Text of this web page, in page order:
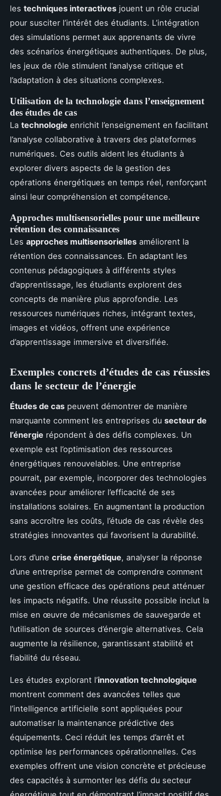
les techniques interactives jouent un rôle crucial
pour susciter l’intérêt des étudiants. L’intégration
des simulations permet aux apprenants de vivre
des scénarios énergétiques authentiques. De plus,
les jeux de rôle stimulent l’analyse critique et
l’adaptation à des situations complexes.
Utilisation de la technologie dans l’enseignement
des études de cas
La technologie enrichit l’enseignement en facilitant
l’analyse collaborative à travers des plateformes
numériques. Ces outils aident les étudiants à
explorer divers aspects de la gestion des
opérations énergétiques en temps réel, renforçant
ainsi leur compréhension et compétence.
Approches multisensorielles pour une meilleure
rétention des connaissances
Les approches multisensorielles améliorent la
rétention des connaissances. En adaptant les
contenus pédagogiques à différents styles
d’apprentissage, les étudiants explorent des
concepts de manière plus approfondie. Les
ressources numériques riches, intégrant textes,
images et vidéos, offrent une expérience
d’apprentissage immersive et diversifiée.
Exemples concrets d’études de cas réussies
dans le secteur de l’énergie
Études de cas peuvent démontrer de manière
marquante comment les entreprises du secteur de
l’énergie répondent à des défis complexes. Un
exemple est l’optimisation des ressources
énergétiques renouvelables. Une entreprise
pourrait, par exemple, incorporer des technologies
avancées pour améliorer l’efficacité de ses
installations solaires. En augmentant la production
sans accroître les coûts, l’étude de cas révèle des
stratégies innovantes qui favorisent la durabilité.
Lors d’une crise énergétique, analyser la réponse
d’une entreprise permet de comprendre comment
une gestion efficace des opérations peut atténuer
les impacts négatifs. Une réussite possible inclut la
mise en œuvre de mécanismes de sauvegarde et
l’utilisation de sources d’énergie alternatives. Cela
augmente la résilience, garantissant stabilité et
fiabilité du réseau.
Les études explorant l’innovation technologique
montrent comment des avancées telles que
l’intelligence artificielle sont appliquées pour
automatiser la maintenance prédictive des
équipements. Ceci réduit les temps d’arrêt et
optimise les performances opérationnelles. Ces
exemples offrent une vision concrète et précieuse
des capacités à surmonter les défis du secteur